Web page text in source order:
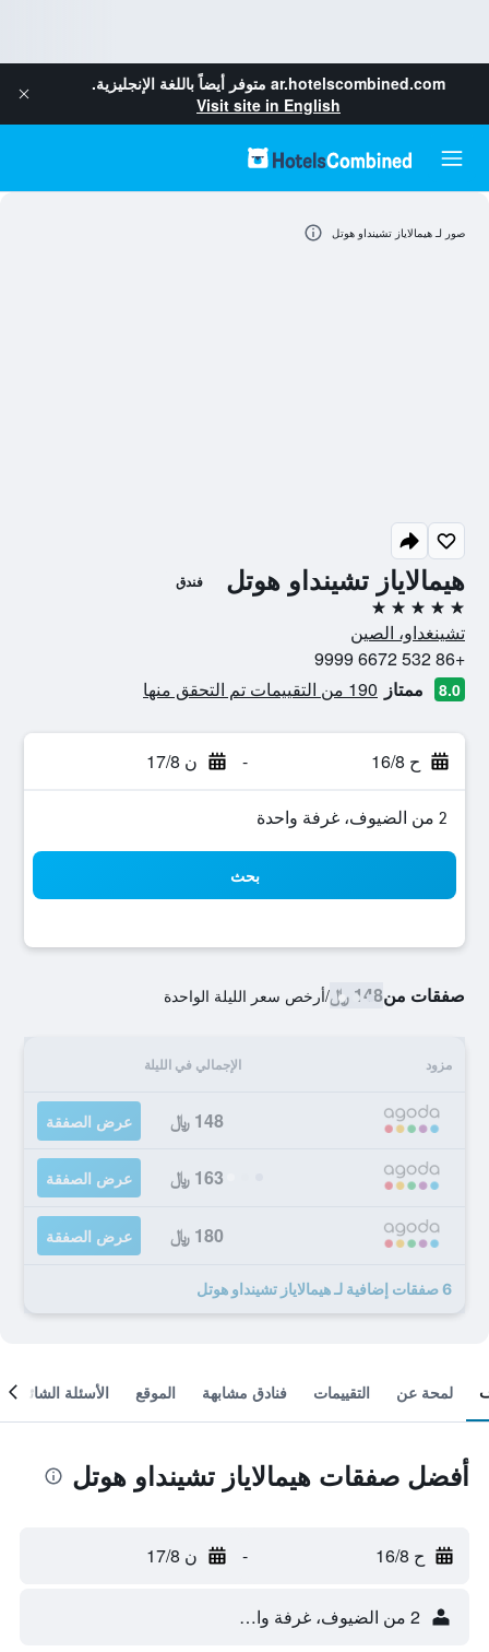
ar.hotelscombined.com متوفر أيضاً باللغة الإنجليزية.
Visit site in English
هيمالاياز تشينداو هوتل فندق
5 نجوم
تشينغداو، الصين
+86 532 6672 9999
8.0 ممتاز 190 من التقييمات تم التحقق منها
ح 16/8 - ن 17/8
2 من الضيوف، غرفة واحدة
بحث
صفقات من148 ﷼ /أرخص سعر الليلة الواحدة
مزود الإجمالي في الليلة
148 ﷼ عرض الصفقة
163 ﷼ عرض الصفقة
180 ﷼ عرض الصفقة
6 صفقات إضافية لـ هيمالاياز تشينداو هوتل
صور لـ هيمالاياز تشينداو هوتل
لمحة عن التقييمات فنادق مشابهة الموقع الأسئلة الشائعة
أفضل صفقات هيمالاياز تشينداو هوتل
ح 16/8 - ن 17/8
2 من الضيوف، غرفة واحدة